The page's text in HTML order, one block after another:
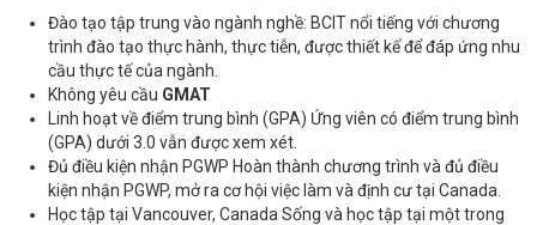
Đào tạo tập trung vào ngành nghề: BCIT nổi tiếng với chương
trình đào tạo thực hành, thực tiễn, được thiết kế để đáp ứng nhu
cầu thực tế của ngành.
Không yêu cầu GMAT
Linh hoạt về điểm trung bình (GPA) Ứng viên có điểm trung bình
(GPA) dưới 3.0 vẫn được xem xét.
Đủ điều kiện nhận PGWP Hoàn thành chương trình và đủ điều
kiện nhận PGWP, mở ra cơ hội việc làm và định cư tại Canada.
Học tập tại Vancouver, Canada Sống và học tập tại một trong